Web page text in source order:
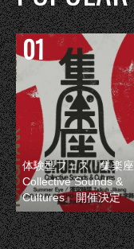
体験型フェス『集楽座
Collective Sounds &
Cultures』開催決定